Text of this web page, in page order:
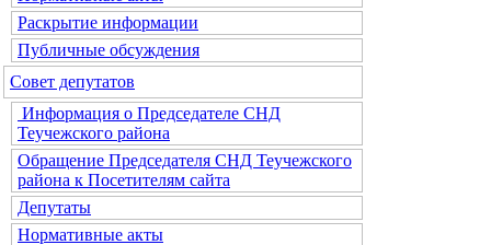
Раскрытие информации
Публичные обсуждения
Совет депутатов
Информация о Председателе СНД
Теучежского района
Обращение Председателя СНД Теучежского
района к Посетителям сайта
Депутаты
Нормативные акты